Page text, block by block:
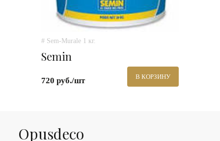
# Sem-Murale 1 кг.
Semin
720 руб./шт В КОРЗИНУ
Оpusdeco